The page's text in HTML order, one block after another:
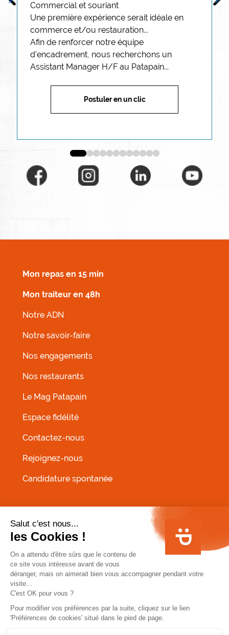
Commercial et souriant
Une première expérience serait idéale en
commerce et/ou restauration...
Position description
Afin de renforcer notre équipe
d'encadrement, nous recherchons un
Assistant Manager H/F au Patapain...
Postuler en un clic
Mon repas en 15 min
Mon traiteur en 48h
Notre ADN
Notre savoir-faire
Nos engagements
Nos restaurants
Le Mag Patapain
Espace fidélité
Contactez-nous
Rejoignez-nous
Candidature spontanée
MENU PIED DE PAGE
Conditions Générales de Vente
Infos allergènes
Conditions Générales d'Utilisation fidélité HA:PPY
Politique de protection des données personnelles